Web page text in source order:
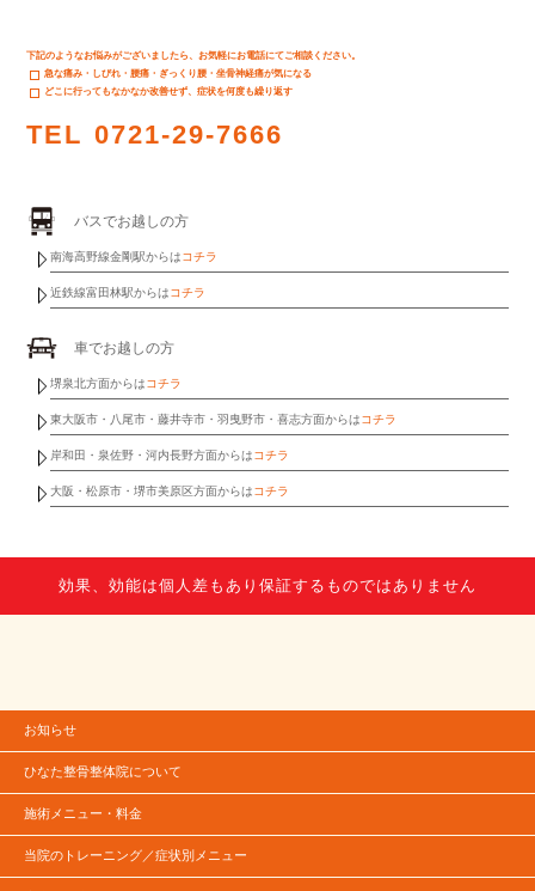
下記のようなお悩みがございましたら、お気軽にお電話にてご相談ください。
急な痛み・しびれ・腰痛・ぎっくり腰・坐骨神経痛が気になる
どこに行ってもなかなか改善せず、症状を何度も繰り返す
TEL 0721-29-7666
バスでお越しの方
南海高野線金剛駅からはコチラ
近鉄線富田林駅からはコチラ
車でお越しの方
堺泉北方面からはコチラ
東大阪市・八尾市・藤井寺市・羽曳野市・喜志方面からはコチラ
岸和田・泉佐野・河内長野方面からはコチラ
大阪・松原市・堺市美原区方面からはコチラ
効果、効能は個人差もあり保証するものではありません
お知らせ
ひなた整骨整体院について
施術メニュー・料金
当院のトレーニング／症状別メニュー